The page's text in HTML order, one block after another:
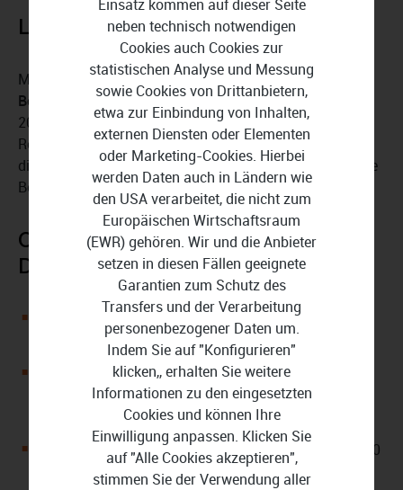
Leistung auf hohem Niveau
Mit TrueVelocity 10und derMulti-GPGPU-
Beschleunigunggewährleistet CyberLink PowerDirector
2025 Ultimate flüssige Workflows und schnelles
Rendering für Ihre Projekte. Die 4K-Videovorschau und
die Unterstützung von HDR10 und HLG ermöglichen eine
Bearbeitung in Echtzeit.
CyberLink PowerDirector 2025
Download im Überblick:
Videobearbeitungssoftware für Einsteiger,
Fortgeschrittene und Profis
Bietet KI-Funktionen mit Sprache-in-Text-
Umwandlung sowie weiteren Audio- und
Bildverbesserungen
Mit High-Frame-Rate Unterstützung von Videos in 120
und 240 FPS
Einsatz kommen auf dieser Seite
neben technisch notwendigen
Cookies auch Cookies zur
statistischen Analyse und Messung
sowie Cookies von Drittanbietern,
etwa zur Einbindung von Inhalten,
externen Diensten oder Elementen
oder Marketing-Cookies. Hierbei
werden Daten auch in Ländern wie
den USA verarbeitet, die nicht zum
Europäischen Wirtschaftsraum
(EWR) gehören. Wir und die Anbieter
setzen in diesen Fällen geeignete
Garantien zum Schutz des
Transfers und der Verarbeitung
personenbezogener Daten um.
Indem Sie auf "Konfigurieren"
klicken,, erhalten Sie weitere
Informationen zu den eingesetzten
Cookies und können Ihre
Einwilligung anpassen. Klicken Sie
auf "Alle Cookies akzeptieren",
stimmen Sie der Verwendung aller